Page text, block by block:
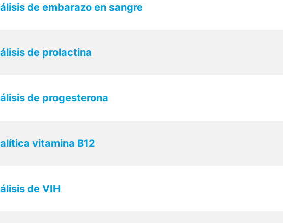
de embarazo en sangre
de prolactina
de progesterona
vitamina B12
de VIH